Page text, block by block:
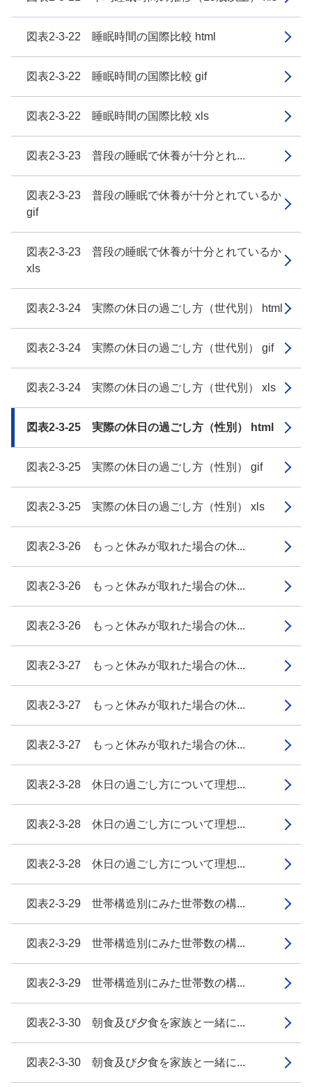
図表2-3-22 睡眠時間の国際比較 html
図表2-3-22 睡眠時間の国際比較 gif
図表2-3-22 睡眠時間の国際比較 xls
図表2-3-23 普段の睡眠で休養が十分とれ...
図表2-3-23 普段の睡眠で休養が十分とれているか
gif
図表2-3-23 普段の睡眠で休養が十分とれているか
xls
図表2-3-24 実際の休日の過ごし方（世代別） html
図表2-3-24 実際の休日の過ごし方（世代別） gif
図表2-3-24 実際の休日の過ごし方（世代別） xls
図表2-3-25 実際の休日の過ごし方（性別） html
図表2-3-25 実際の休日の過ごし方（性別） gif
図表2-3-25 実際の休日の過ごし方（性別） xls
図表2-3-26 もっと休みが取れた場合の休...
図表2-3-26 もっと休みが取れた場合の休...
図表2-3-26 もっと休みが取れた場合の休...
図表2-3-27 もっと休みが取れた場合の休...
図表2-3-27 もっと休みが取れた場合の休...
図表2-3-27 もっと休みが取れた場合の休...
図表2-3-28 休日の過ごし方について理想...
図表2-3-28 休日の過ごし方について理想...
図表2-3-28 休日の過ごし方について理想...
図表2-3-29 世帯構造別にみた世帯数の構...
図表2-3-29 世帯構造別にみた世帯数の構...
図表2-3-29 世帯構造別にみた世帯数の構...
図表2-3-30 朝食及び夕食を家族と一緒に...
図表2-3-30 朝食及び夕食を家族と一緒に...